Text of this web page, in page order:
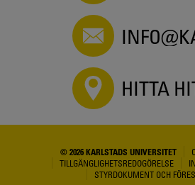
HITTA
© 2026 KARLSTADS UNIVERSITET
TILLGÄNGLIGHETSREDOGÖRELSE
STYRDOKUMENT OCH